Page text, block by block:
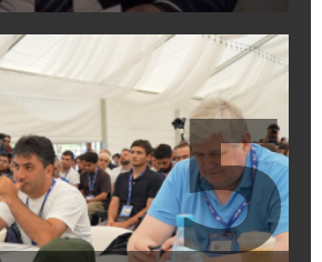
11-07-2026
акционером Юнибанка и
выгодным инвестиционным
9-07-2026
предупреждает о мошеннических
от имени пенсионных фондов
5